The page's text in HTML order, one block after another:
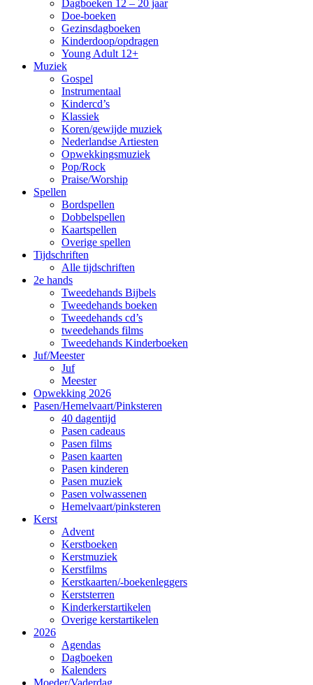
Dagboeken 12 – 20 jaar
Doe-boeken
Gezinsdagboeken
Kinderdoop/opdragen
Young Adult 12+
Muziek
Gospel
Instrumentaal
Kindercd’s
Klassiek
Koren/gewijde muziek
Nederlandse Artiesten
Opwekkingsmuziek
Pop/Rock
Praise/Worship
Spellen
Bordspellen
Dobbelspellen
Kaartspellen
Overige spellen
Tijdschriften
Alle tijdschriften
2e hands
Tweedehands Bijbels
Tweedehands boeken
Tweedehands cd’s
tweedehands films
Tweedehands Kinderboeken
Juf/Meester
Juf
Meester
Opwekking 2026
Pasen/Hemelvaart/Pinksteren
40 dagentijd
Pasen cadeaus
Pasen films
Pasen kaarten
Pasen kinderen
Pasen muziek
Pasen volwassenen
Hemelvaart/pinksteren
Kerst
Advent
Kerstboeken
Kerstmuziek
Kerstfilms
Kerstkaarten/-boekenleggers
Kerststerren
Kinderkerstartikelen
Overige kerstartikelen
2026
Agendas
Dagboeken
Kalenders
Moeder/Vaderdag